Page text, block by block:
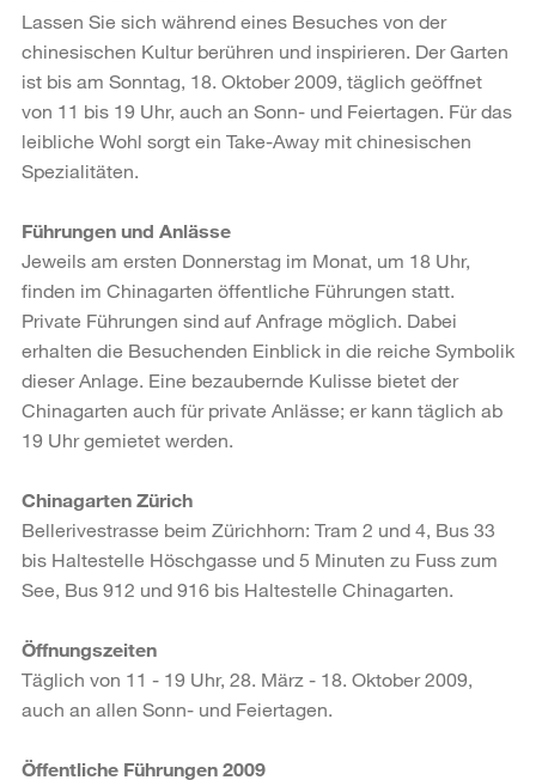
Lassen Sie sich während eines Besuches von der
chinesischen Kultur berühren und inspirieren. Der Garten
ist bis am Sonntag, 18. Oktober 2009, täglich geöffnet
von 11 bis 19 Uhr, auch an Sonn- und Feiertagen. Für das
leibliche Wohl sorgt ein Take-Away mit chinesischen
Spezialitäten.
Führungen und Anlässe
Jeweils am ersten Donnerstag im Monat, um 18 Uhr,
finden im Chinagarten öffentliche Führungen statt.
Private Führungen sind auf Anfrage möglich. Dabei
erhalten die Besuchenden Einblick in die reiche Symbolik
dieser Anlage. Eine bezaubernde Kulisse bietet der
Chinagarten auch für private Anlässe; er kann täglich ab
19 Uhr gemietet werden.
Chinagarten Zürich
Bellerivestrasse beim Zürichhorn: Tram 2 und 4, Bus 33
bis Haltestelle Höschgasse und 5 Minuten zu Fuss zum
See, Bus 912 und 916 bis Haltestelle Chinagarten.
Öffnungszeiten
Täglich von 11 - 19 Uhr, 28. März - 18. Oktober 2009,
auch an allen Sonn- und Feiertagen.
Öffentliche Führungen 2009